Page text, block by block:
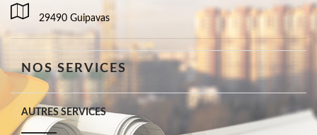
29490 Guipavas
NOS SERVICES
AUTRES SERVICES